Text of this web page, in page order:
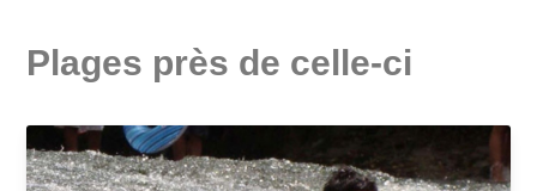
Plages près de celle-ci